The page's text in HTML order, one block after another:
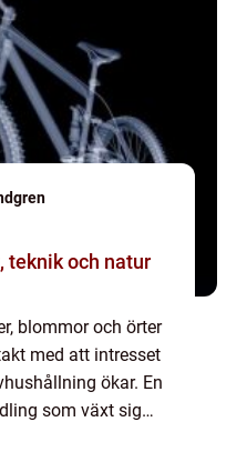
blommor och örter
med att intresset
ökar. En
som växt sig